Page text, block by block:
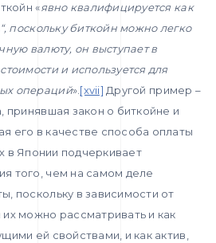
«явно квалифицируется как
поскольку биткойн можно легко
валюту, он выступает в
и используется для
операций». [xvii] Другой пример –
принявшая закон о биткойне и
его в качестве способа оплаты
в Японии подчеркивает
того, чем на самом деле
поскольку в зависимости от
можно рассматривать и как
ей свойствами, и как актив,